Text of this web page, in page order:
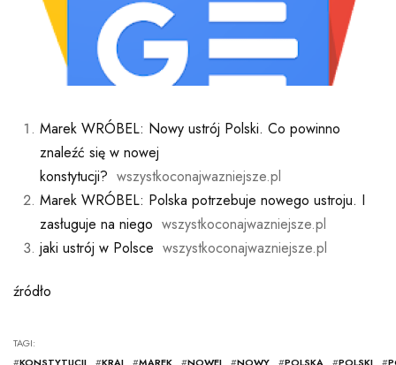
Marek WRÓBEL: Nowy ustrój Polski. Co powinno
znaleźć się w nowej
konstytucji? wszystkoconajwazniejsze.pl
Marek WRÓBEL: Polska potrzebuje nowego ustroju. I
zasługuje na niego wszystkoconajwazniejsze.pl
jaki ustrój w Polsce wszystkoconajwazniejsze.pl
źródło
TAGI: